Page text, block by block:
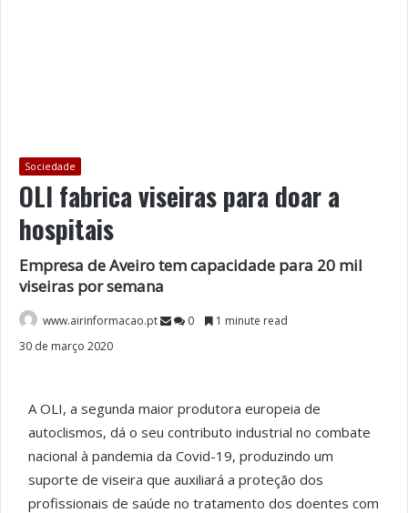
Sociedade
OLI fabrica viseiras para doar a
hospitais
Empresa de Aveiro tem capacidade para 20 mil
viseiras por semana
www.airinformacao.pt 0
1 minute read
30 de março 2020
A OLI, a segunda maior produtora europeia de
autoclismos, dá o seu contributo industrial no combate
nacional à pandemia da Covid-19, produzindo um
suporte de viseira que auxiliará a proteção dos
profissionais de saúde no tratamento dos doentes com